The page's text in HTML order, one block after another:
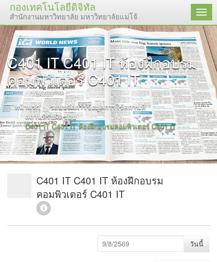
กองเทคโนโลยีดิจิทัล
สำนักงานมหาวิทยาลัย มหาวิทยาลัยแม่โจ้ เมนู
C401 IT C401 IT ห้องฝึกอบรม
คอมพิวเตอร์ C401 IT
หน้าแรก
ระบบจัดการข้อมูลการใช้สถานที่
สถานที่รับผิดชอบ
C401 IT C401 IT ห้องฝึกอบรมคอมพิวเตอร์ C401 IT
C401 IT C401 IT ห้องฝึกอบรม
คอมพิวเตอร์ C401 IT
วันนี้